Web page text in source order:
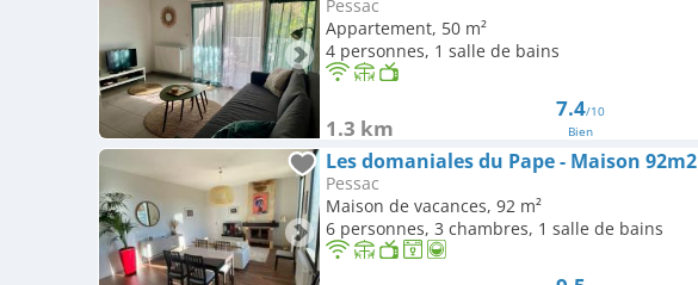
Pessac
Appartement, 50 m²
4 personnes, 1 salle de bains
1.3 km
7.4/10
Bien
Les domaniales du Pape - Maison 92m2
Pessac
Maison de vacances, 92 m²
6 personnes, 3 chambres, 1 salle de bains